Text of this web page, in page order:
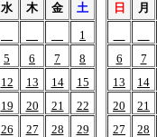
水 木 金
土
1
5 6 7
8
12 13 14
15
19 20 21
22
26 27 28
29
日 月
6
7
13
14
20
21
27
28